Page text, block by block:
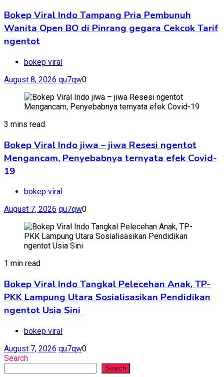
Bokep Viral Indo Tampang Pria Pembunuh
Wanita Open BO di Pinrang gegara Cekcok Tarif
ngentot
bokep viral
August 8, 2026 qu7qw0
3 mins read
Bokep Viral Indo jiwa – jiwa Resesi ngentot
Mengancam, Penyebabnya ternyata efek Covid-
19
bokep viral
August 7, 2026 qu7qw0
1 min read
Bokep Viral Indo Tangkal Pelecehan Anak, TP-
PKK Lampung Utara Sosialisasikan Pendidikan
ngentot Usia Sini
bokep viral
August 7, 2026 qu7qw0
Search
Search